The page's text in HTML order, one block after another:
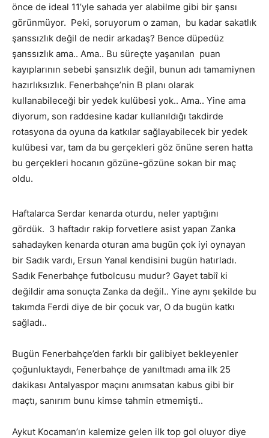
önce de ideal 11’yle sahada yer alabilme gibi bir şansı
görünmüyor. Peki, soruyorum o zaman, bu kadar sakatlık
şanssızlık değil de nedir arkadaş? Bence düpedüz
şanssızlık ama.. Ama.. Bu süreçte yaşanılan puan
kayıplarının sebebi şansızlık değil, bunun adı tamamiynen
hazırlıksızlık. Fenerbahçe’nin B planı olarak
kullanabileceği bir yedek kulübesi yok.. Ama.. Yine ama
diyorum, son raddesine kadar kullanıldığı takdirde
rotasyona da oyuna da katkılar sağlayabilecek bir yedek
kulübesi var, tam da bu gerçekleri göz önüne seren hatta
bu gerçekleri hocanın gözüne-gözüne sokan bir maç
oldu.
Haftalarca Serdar kenarda oturdu, neler yaptığını
gördük. 3 haftadır rakip forvetlere asist yapan Zanka
sahadayken kenarda oturan ama bugün çok iyi oynayan
bir Sadık vardı, Ersun Yanal kendisini bugün hatırladı.
Sadık Fenerbahçe futbolcusu mudur? Gayet tabiî ki
değildir ama sonuçta Zanka da değil.. Yine aynı şekilde bu
takımda Ferdi diye de bir çocuk var, O da bugün katkı
sağladı..
Bugün Fenerbahçe’den farklı bir galibiyet bekleyenler
çoğunluktaydı, Fenerbahçe de yanıltmadı ama ilk 25
dakikası Antalyaspor maçını anımsatan kabus gibi bir
maçtı, sanırım bunu kimse tahmin etmemişti..
Aykut Kocaman’ın kalemize gelen ilk top gol oluyor diye